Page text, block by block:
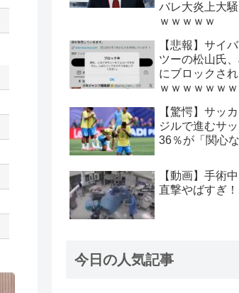
バレ大炎上大
ｗｗｗｗｗ
【悲報】サイ
ツーの松山氏
にブロックさ
ｗｗｗｗｗｗｗ
【驚愕】サッ
ジルで進むサ
36％が「関心な
【動画】手術
直撃やばすぎ！
今日の人気記事